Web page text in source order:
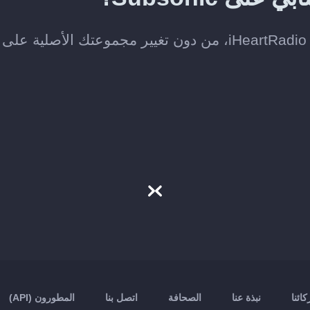
لا. ينسخ Soundiiz الموسيقى التي تختارها إلى iHeartRadio، من دون تغيير مجموعتك الأصلية على
نبذة عنا الصحافة اتصل بنا المطورون (API)